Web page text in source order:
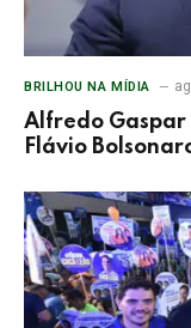
BRILHOU NA MÍDIA
Alfredo Gaspar
Flávio